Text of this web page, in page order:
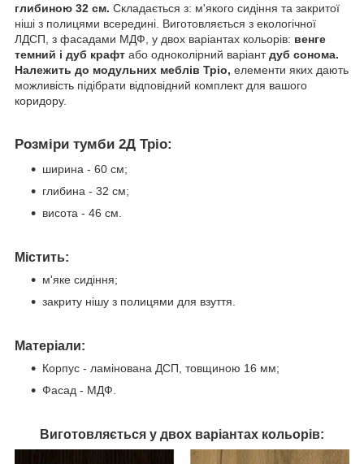
глибиною 32 см. Складається з: м'якого сидіння та закритої
ніші з полицями всередині. Виготовляється з екологічної
ЛДСП, з фасадами МДФ, у двох варіантах кольорів: венге
темний і дуб крафт або одноколірний варіантдуб сонома.
Належить до модульних меблів Тріо, елементи яких дають
можливість підібрати відповідний комплект для вашого
коридору.
Розміри тумби 2Д Тріо:
ширина - 60 см;
глибина - 32 см;
висота - 46 см.
Містить:
м'яке сидіння;
закриту нішу з полицями для взуття.
Матеріали:
Корпус - ламінована ДСП, товщиною 16 мм;
Фасад - МДФ.
Виготовляється у двох варіантах кольорів: